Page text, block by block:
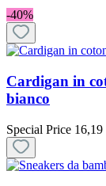
-40%
Cardigan in
bianco
Special Price 16,19